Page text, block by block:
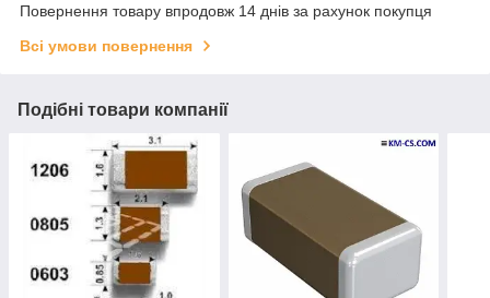
Повернення товару впродовж 14 днів за рахунок покупця
Всі умови повернення
Подібні товари компанії